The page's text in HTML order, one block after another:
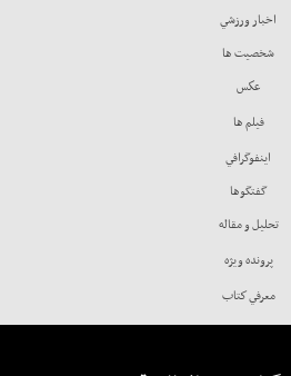
اخبار ورزشي
شخصيت ها
عكس
فيلم ها
اينفوگرافي
گفتگوها
تحليل و مقاله
پرونده ويژه
معرفي كتاب